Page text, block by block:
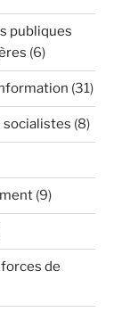
publiques
(6)
(31)
socialistes (8)
(9)
de